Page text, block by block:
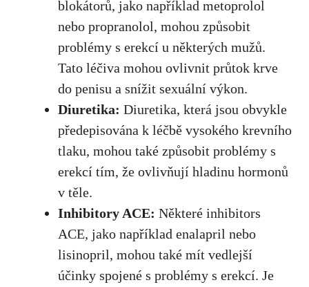
blokátorů, jako například metoprolol
nebo propranolol, mohou způsobit
problémy s erekcí u některých mužů.
Tato léčiva mohou ovlivnit průtok krve
do penisu a snížit sexuální výkon.
Diuretika: Diuretika, která jsou obvykle
předepisována k léčbě vysokého krevního
tlaku, mohou také způsobit problémy s
erekcí tím, že ovlivňují hladinu hormonů
v těle.
Inhibitory ACE: Některé inhibitors
ACE, jako například enalapril nebo
lisinopril, mohou také mít vedlejší
účinky spojené s problémy s erekcí. Je